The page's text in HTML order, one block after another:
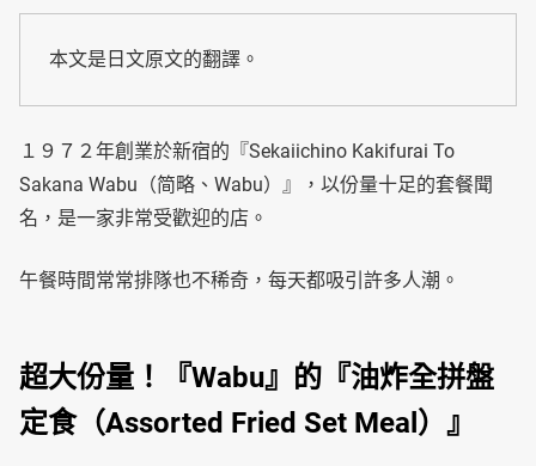
本文是日文原文的翻譯。
１９７２年創業於新宿的『Sekaiichino Kakifurai To
Sakana Wabu（简略、Wabu）』，以份量十足的套餐聞
名，是一家非常受歡迎的店。
午餐時間常常排隊也不稀奇，每天都吸引許多人潮。
超大份量！『Wabu』的『油炸全拼盤
定食（Assorted Fried Set Meal）』